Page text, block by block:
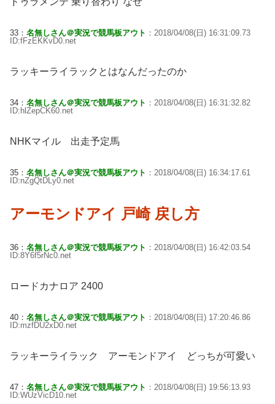
33： 名無しさん＠実況で競馬板アウト ：2018/04/08(日) 16:31:09.73
ID:fFzEKKvD0.net
ラッキーライラックとはなんだったのか
34： 名無しさん＠実況で競馬板アウト ：2018/04/08(日) 16:31:32.82
ID:hlZepCK60.net
NHKマイル 出走予定馬
35： 名無しさん＠実況で競馬板アウト ：2018/04/08(日) 16:34:17.61
ID:nZgQtDLy0.net
アーモンドアイ 戸崎 戻し方
36： 名無しさん＠実況で競馬板アウト ：2018/04/08(日) 16:42:03.54
ID:8Y6f5rNc0.net
ロードカナロア 2400
40： 名無しさん＠実況で競馬板アウト ：2018/04/08(日) 17:20:46.86
ID:mzfDU2xD0.net
ラッキーライラック アーモンドアイ どっちが可愛い
47： 名無しさん＠実況で競馬板アウト ：2018/04/08(日) 19:56:13.93
ID:WUzVicD10.net